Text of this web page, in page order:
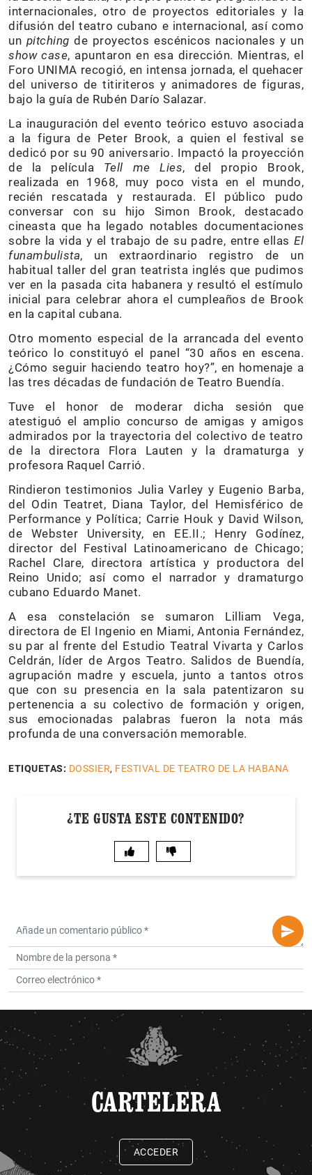
internacionales, otro de proyectos editoriales y la
difusión del teatro cubano e internacional, así como
un pitching de proyectos escénicos nacionales y un
show case, apuntaron en esa dirección. Mientras, el
Foro UNIMA recogió, en intensa jornada, el quehacer
del universo de titiriteros y animadores de figuras,
bajo la guía de Rubén Darío Salazar.
La inauguración del evento teórico estuvo asociada
a la figura de Peter Brook, a quien el festival se
dedicó por su 90 aniversario. Impactó la proyección
de la película Tell me Lies, del propio Brook,
realizada en 1968, muy poco vista en el mundo,
recién rescatada y restaurada. El público pudo
conversar con su hijo Simon Brook, destacado
cineasta que ha legado notables documentaciones
sobre la vida y el trabajo de su padre, entre ellas El
funambulista, un extraordinario registro de un
habitual taller del gran teatrista inglés que pudimos
ver en la pasada cita habanera y resultó el estímulo
inicial para celebrar ahora el cumpleaños de Brook
en la capital cubana.
Otro momento especial de la arrancada del evento
teórico lo constituyó el panel “30 años en escena.
¿Cómo seguir haciendo teatro hoy?”, en homenaje a
las tres décadas de fundación de Teatro Buendía.
Tuve el honor de moderar dicha sesión que
atestiguó el amplio concurso de amigas y amigos
admirados por la trayectoria del colectivo de teatro
de la directora Flora Lauten y la dramaturga y
profesora Raquel Carrió.
Rindieron testimonios Julia Varley y Eugenio Barba,
del Odin Teatret, Diana Taylor, del Hemisférico de
Performance y Política; Carrie Houk y David Wilson,
de Webster University, en EE.II.; Henry Godínez,
director del Festival Latinoamericano de Chicago;
Rachel Clare, directora artística y productora del
Reino Unido; así como el narrador y dramaturgo
cubano Eduardo Manet.
A esa constelación se sumaron Lilliam Vega,
directora de El Ingenio en Miami, Antonia Fernández,
su par al frente del Estudio Teatral Vivarta y Carlos
Celdrán, líder de Argos Teatro. Salidos de Buendía,
agrupación madre y escuela, junto a tantos otros
que con su presencia en la sala patentizaron su
pertenencia a su colectivo de formación y origen,
sus emocionadas palabras fueron la nota más
profunda de una conversación memorable.
ETIQUETAS: DOSSIER, FESTIVAL DE TEATRO DE LA HABANA
¿TE GUSTA ESTE CONTENIDO?
CARTELERA
ACCEDER